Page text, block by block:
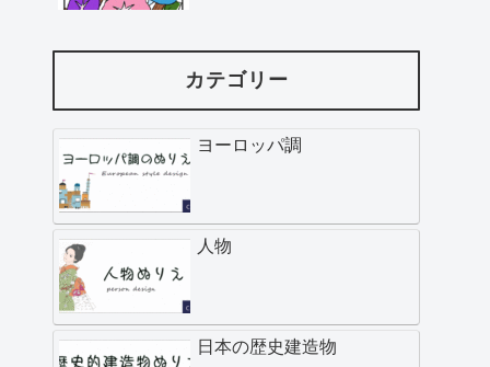
カテゴリー
ヨーロッパ調
人物
日本の歴史建造物